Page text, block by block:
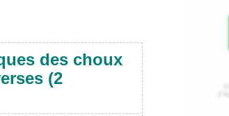
des choux
(2